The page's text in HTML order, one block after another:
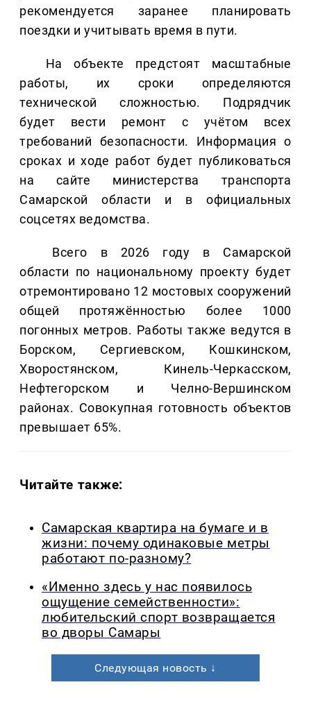
рекомендуется заранее планировать
поездки и учитывать время в пути.
На объекте предстоят масштабные
работы, их сроки определяются
технической сложностью. Подрядчик
будет вести ремонт с учётом всех
требований безопасности. Информация о
сроках и ходе работ будет публиковаться
на сайте министерства транспорта
Самарской области и в официальных
соцсетях ведомства.
Всего в 2026 году в Самарской
области по национальному проекту будет
отремонтировано 12 мостовых сооружений
общей протяжённостью более 1000
погонных метров. Работы также ведутся в
Борском, Сергиевском, Кошкинском,
Хворостянском, Кинель-Черкасском,
Нефтегорском и Челно-Вершинском
районах. Совокупная готовность объектов
превышает 65%.
Читайте также:
Самарская квартира на бумаге и в
жизни: почему одинаковые метры
работают по-разному?
«Именно здесь у нас появилось
ощущение семейственности»:
любительский спорт возвращается
во дворы Самары
Следующая новость ↓